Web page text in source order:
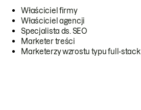
Właściciel firmy
Właściciel agencji
Specjalista ds. SEO
Marketer treści
Marketerzy wzrostu typu full-stack